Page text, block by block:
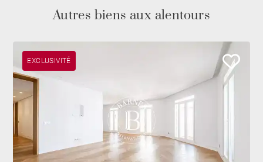
Autres biens aux alentours
EXCLUSIVITÉ